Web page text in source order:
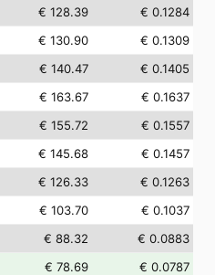
€ 128.39
€ 0.1284
€ 130.90
€ 0.1309
€ 140.47
€ 0.1405
€ 163.67
€ 0.1637
€ 155.72
€ 0.1557
€ 145.68
€ 0.1457
€ 126.33
€ 0.1263
€ 103.70
€ 0.1037
€ 88.32
€ 0.0883
€ 78.69
€ 0.0787